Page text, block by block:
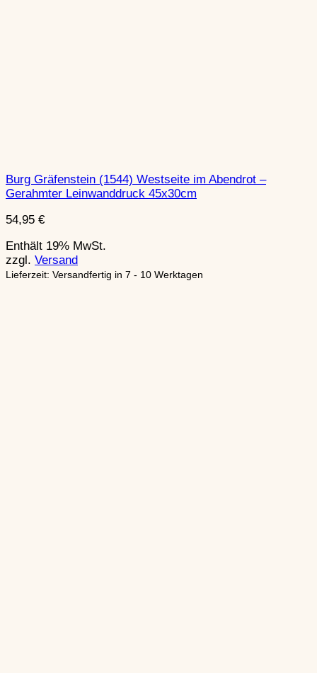
Burg Gräfenstein (1544) Westseite im Abendrot –
Gerahmter Leinwanddruck 45x30cm
54,95 €
Enthält 19% MwSt.
zzgl. Versand
Lieferzeit: Versandfertig in 7 - 10 Werktagen